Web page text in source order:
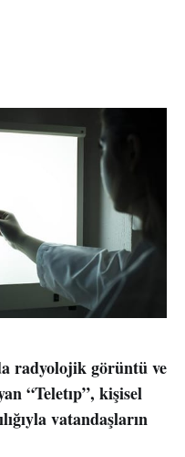
radyolojik görüntü ve
“Teletıp”, kişisel
vatandaşların